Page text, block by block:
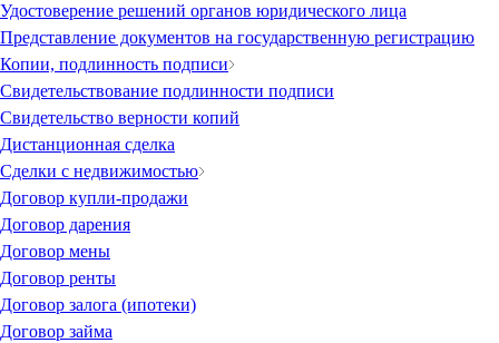
Удостоверение решений органов юридического лица
Представление документов на государственную регистрацию
Копии, подлинность подписи
Свидетельствование подлинности подписи
Свидетельство верности копий
Дистанционная сделка
Сделки с недвижимостью
Договор купли-продажи
Договор дарения
Договор мены
Договор ренты
Договор залога (ипотеки)
Договор займа